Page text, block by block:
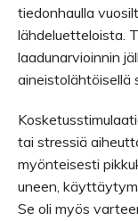
tiedonhaulla
lähdeluetteloista.
laadunarvioinnin
aineistolähtöisellä
tai stressiä
myönteisesti
uneen,
Se oli myös